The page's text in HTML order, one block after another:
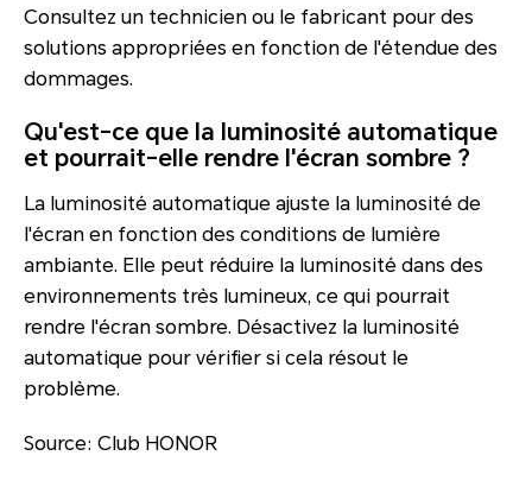
Consultez un technicien ou le fabricant pour des
solutions appropriées en fonction de l'étendue des
dommages.
Qu'est-ce que la luminosité automatique
et pourrait-elle rendre l'écran sombre ?
La luminosité automatique ajuste la luminosité de
l'écran en fonction des conditions de lumière
ambiante. Elle peut réduire la luminosité dans des
environnements très lumineux, ce qui pourrait
rendre l'écran sombre. Désactivez la luminosité
automatique pour vérifier si cela résout le
problème.
Source: Club HONOR